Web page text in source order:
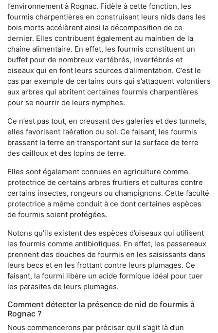
l’environnement à Rognac. Fidèle à cette fonction, les
fourmis charpentières en construisant leurs nids dans les
bois morts accélèrent ainsi la décomposition de ce
dernier. Elles contribuent également au maintien de la
chaine alimentaire. En effet, les fourmis constituent un
buffet pour de nombreux vertébrés, invertébrés et
oiseaux qui en font leurs sources d’alimentation. C’est le
cas par exemple de certains ours qui s’attaquent volontiers
aux arbres qui abritent certaines fourmis charpentières
pour se nourrir de leurs nymphes.
Ce n’est pas tout, en creusant des galeries et des tunnels,
elles favorisent l’aération du sol. Ce faisant, les fourmis
brassent la terre en transportant sur la surface de terre
des cailloux et des lopins de terre.
Elles sont également connues en agriculture comme
protectrice de certains arbres fruitiers et cultures contre
certains insectes, rongeurs ou champignons. Cette faculté
protectrice a même conduit à ce dont certaines espèces
de fourmis soient protégées.
Notons qu’ils existent des espèces d’oiseaux qui utilisent
les fourmis comme antibiotiques. En effet, les passereaux
prennent des douches de fourmis en les saisissants dans
leurs becs et en les frottant contre leurs plumages. Ce
faisant, la fourmi libère un acide formique idéal pour tuer
les parasites de leurs plumages.
Comment détecter la présence de nid de fourmis à
Rognac ?
Nous commencerons par préciser qu’il s’agit là d’un